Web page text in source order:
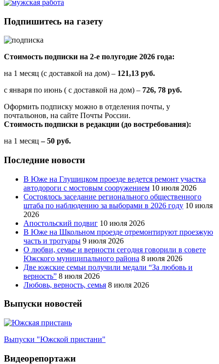
Подпишитесь на газету
Стоимость подписки на 2-е полугодие 2026 года:
на 1 месяц (с доставкой на дом) – 121,13 руб.
с января по июнь ( с доставкой на дом) – 726, 78 руб.
Оформить подписку можно в отделения почты, у
почтальонов, на сайте Почты России.
Стоимость подписки в редакции (до востребования):
на 1 месяц – 50 руб.
Последние новости
В Юже на Глушицком проезде ведется ремонт участка
автодороги с мостовым сооружением 10 июля 2026
Состоялось заседание регионального общественного
штаба по наблюдению за выборами в 2026 году 10 июля
2026
Апостольский подвиг 10 июля 2026
В Юже на Школьном проезде отремонтируют проезжую
часть и тротуары 9 июля 2026
О любви, семье и верности сегодня говорили в совете
Южского муниципального района 8 июля 2026
Две южские семьи получили медали “За любовь и
верность” 8 июля 2026
Любовь, верность, семья 8 июля 2026
Выпуски новостей
Выпуски "Южской пристани"
Видеорепортажи